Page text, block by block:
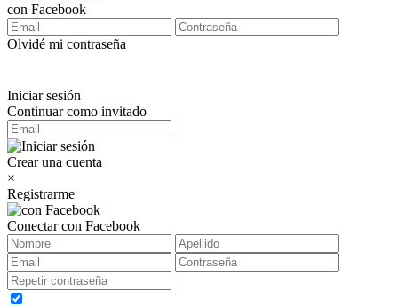
con Facebook
Olvidé mi contraseña
Iniciar sesión
Continuar como invitado
Crear una cuenta
×
Registrarme
Conectar con Facebook